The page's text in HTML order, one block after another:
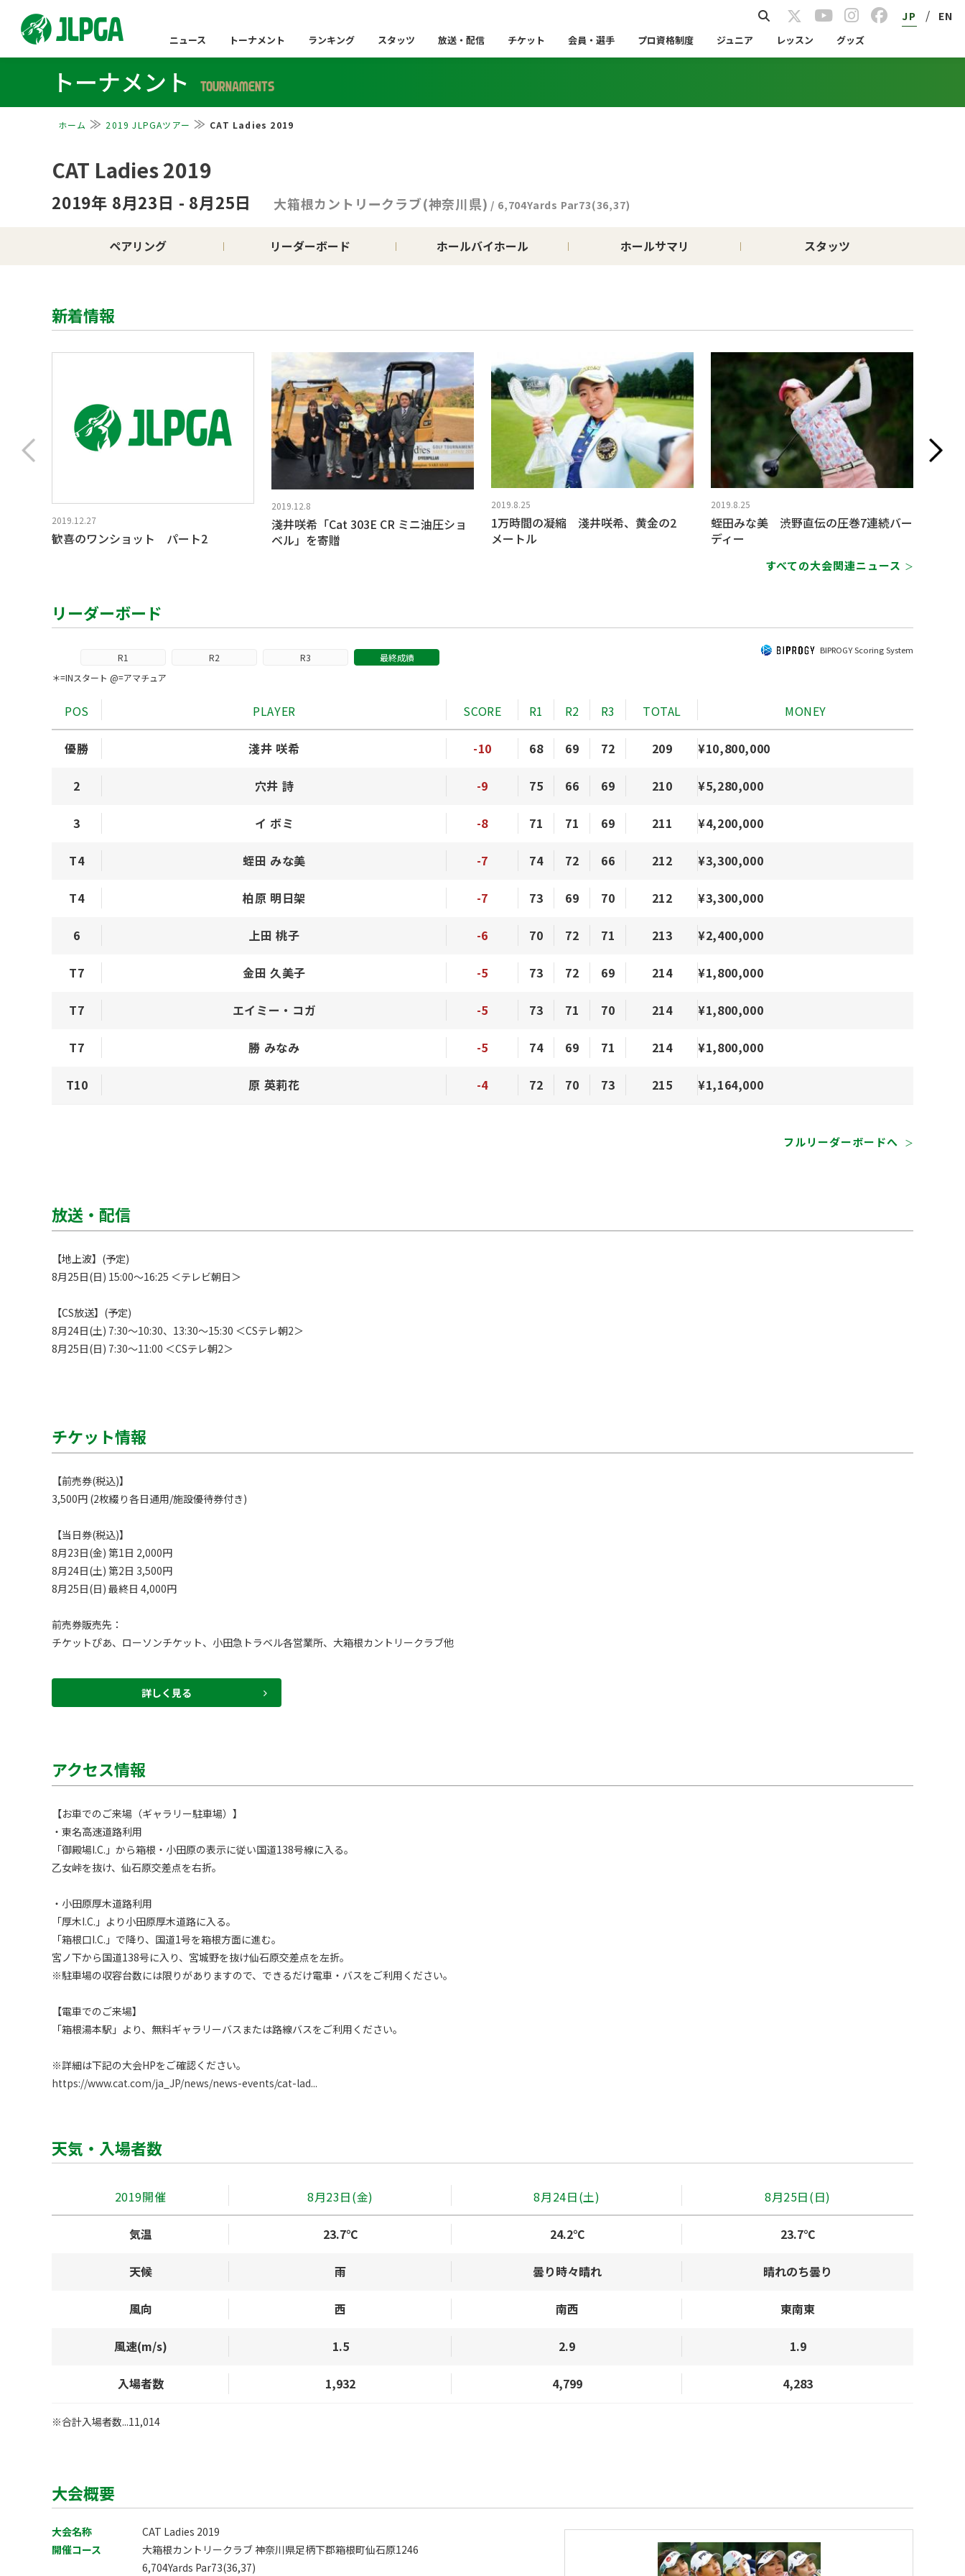
JP / EN
ニュース トーナメント ランキング スタッツ 放送・配信 チケット 会員・選手 プロ資格制度 ジュニア レッスン グッズ
トーナメント TOURNAMENTS
ホーム 2019 JLPGAツアー CAT Ladies 2019
CAT Ladies 2019
2019年 8月23日 - 8月25日 大箱根カントリークラブ(神奈川県) / 6,704Yards Par73(36,37)
ペアリング リーダーボード ホールバイホール ホールサマリ スタッツ
新着情報
2019.12.27
歓喜のワンショット パート2
2019.12.8
淺井咲希「Cat 303E CR ミニ油圧ショ
ベル」を寄贈
2019.8.25
1万時間の凝縮 淺井咲希、黄金の2
メートル
2019.8.25
蛭田みな美 渋野直伝の圧巻7連続バー
ディー
すべての大会関連ニュース ＞
リーダーボード
R1 R2 R3 最終成績
BIPROGY Scoring System
＊=INスタート @=アマチュア
POS PLAYER SCORE R1 R2 R3 TOTAL MONEY
優勝 淺井 咲希 -10 68 69 72 209 ¥10,800,000
2 穴井 詩 -9 75 66 69 210 ¥5,280,000
3 イ ボミ -8 71 71 69 211 ¥4,200,000
T4 蛭田 みな美 -7 74 72 66 212 ¥3,300,000
T4 柏原 明日架 -7 73 69 70 212 ¥3,300,000
6 上田 桃子 -6 70 72 71 213 ¥2,400,000
T7 金田 久美子 -5 73 72 69 214 ¥1,800,000
T7 エイミー・コガ -5 73 71 70 214 ¥1,800,000
T7 勝 みなみ -5 74 69 71 214 ¥1,800,000
T10 原 英莉花 -4 72 70 73 215 ¥1,164,000
フルリーダーボードへ ＞
放送・配信
【地上波】(予定)
8月25日(日) 15:00～16:25 ＜テレビ朝日＞
【CS放送】(予定)
8月24日(土) 7:30～10:30、13:30～15:30 ＜CSテレ朝2＞
8月25日(日) 7:30～11:00 ＜CSテレ朝2＞
チケット情報
【前売券(税込)】
3,500円 (2枚綴り各日通用/施設優待券付き)
【当日券(税込)】
8月23日(金) 第1日 2,000円
8月24日(土) 第2日 3,500円
8月25日(日) 最終日 4,000円
前売券販売先：
チケットぴあ、ローソンチケット、小田急トラベル各営業所、大箱根カントリークラブ他
詳しく見る
アクセス情報
【お車でのご来場（ギャラリー駐車場）】
・東名高速道路利用
「御殿場I.C.」から箱根・小田原の表示に従い国道138号線に入る。
乙女峠を抜け、仙石原交差点を右折。
・小田原厚木道路利用
「厚木I.C.」より小田原厚木道路に入る。
「箱根口I.C.」で降り、国道1号を箱根方面に進む。
宮ノ下から国道138号に入り、宮城野を抜け仙石原交差点を左折。
※駐車場の収容台数には限りがありますので、できるだけ電車・バスをご利用ください。
【電車でのご来場】
「箱根湯本駅」より、無料ギャラリーバスまたは路線バスをご利用ください。
https://www.cat.com/ja_JP/news/news-events/cat-lad...
天気・入場者数
2019開催 8月23日(金) 8月24日(土) 8月25日(日)
気温 23.7℃ 24.2℃ 23.7℃
天候 雨 曇り時々晴れ 晴れのち曇り
風向 西 南西 東南東
風速(m/s) 1.5 2.9 1.9
入場者数 1,932 4,799 4,283
※合計入場者数...11,014
大会概要
大会名称
CAT Ladies 2019
開催コース
大箱根カントリークラブ 神奈川県足柄下郡箱根町仙石原1246
6,704Yards Par73(36,37)